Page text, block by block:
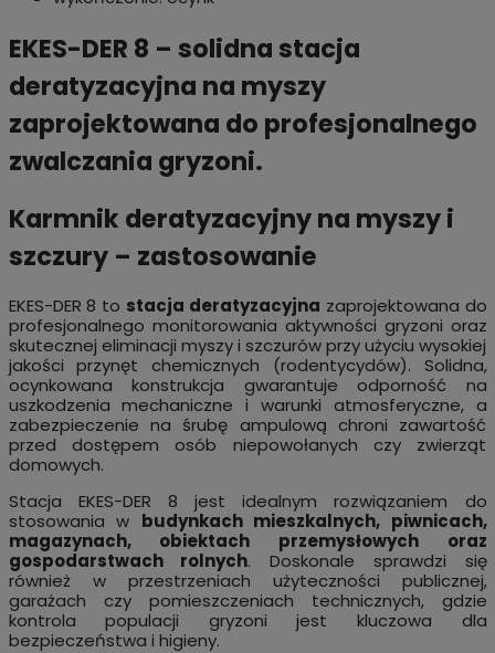
EKES-DER 8 – solidna stacja
deratyzacyjna na myszy
zaprojektowana do profesjonalnego
zwalczania gryzoni.
Karmnik deratyzacyjny na myszy i
szczury – zastosowanie
EKES-DER 8 to stacja deratyzacyjna zaprojektowana do
profesjonalnego monitorowania aktywności gryzoni oraz
skutecznej eliminacji myszy i szczurów przy użyciu wysokiej
jakości przynęt chemicznych (rodentycydów). Solidna,
ocynkowana konstrukcja gwarantuje odporność na
uszkodzenia mechaniczne i warunki atmosferyczne, a
zabezpieczenie na śrubę ampulową chroni zawartość
przed dostępem osób niepowołanych czy zwierząt
domowych.
Stacja EKES-DER 8 jest idealnym rozwiązaniem do
stosowania w budynkach mieszkalnych, piwnicach,
magazynach, obiektach przemysłowych oraz
gospodarstwach rolnych. Doskonale sprawdzi się
również w przestrzeniach użyteczności publicznej,
garażach czy pomieszczeniach technicznych, gdzie
kontrola populacji gryzoni jest kluczowa dla
bezpieczeństwa i higieny.